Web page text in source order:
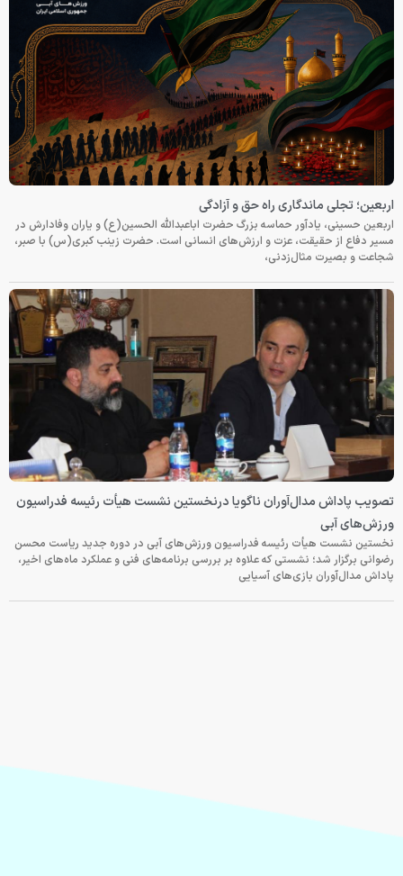
اربعین؛ تجلی ماندگاری راه حق و آزادگی
اربعین حسینی، یادآور حماسه بزرگ حضرت اباعبدالله الحسین(ع) و یاران وفادارش در
مسیر دفاع از حقیقت، عزت و ارزش‌های انسانی است. حضرت زینب کبری(س) با صبر،
شجاعت و بصیرت مثال‌زدنی،
تصویب پاداش مدال‌آوران ناگویا درنخستین نشست هیأت رئیسه فدراسیون
ورزش‌های آبی
نخستین نشست هیأت رئیسه فدراسیون ورزش‌های آبی در دوره جدید ریاست محسن
رضوانی برگزار شد؛ نشستی که علاوه بر بررسی برنامه‌های فنی و عملکرد ماه‌های اخیر،
پاداش مدال‌آوران بازی‌های آسیایی